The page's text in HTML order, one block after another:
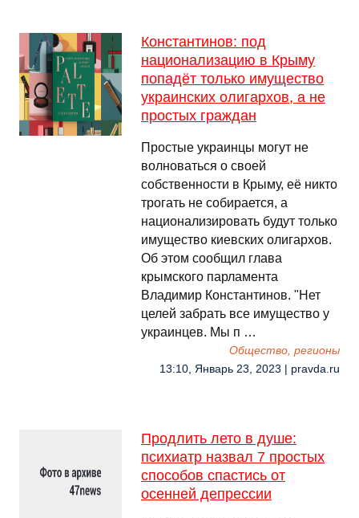
Константинов: под
национализацию в Крыму
попадёт только имущество
украинских олигархов, а не
простых граждан
Простые украинцы могут не
волноваться о своей
собственности в Крыму, её никто
трогать не собирается, а
национализировать будут только
имущество киевских олигархов.
Об этом сообщил глава
крымского парламента
Владимир Константинов. "Нет
целей забрать все имущество у
украинцев. Мы п …
Общество, регионы
13:10, Январь 23, 2023 | pravda.ru
Продлить лето в душе:
психиатр назвал 7 простых
способов спастись от
осенней депрессии